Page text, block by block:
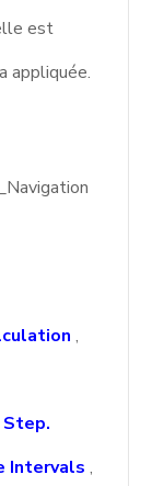
est
appliquée.
,
Intervals ,